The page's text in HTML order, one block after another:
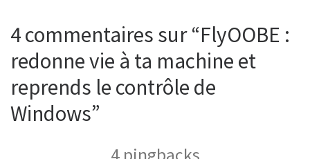
4 commentaires sur “FlyOOBE :
redonne vie à ta machine et
reprends le contrôle de
Windows”
4 pingbacks